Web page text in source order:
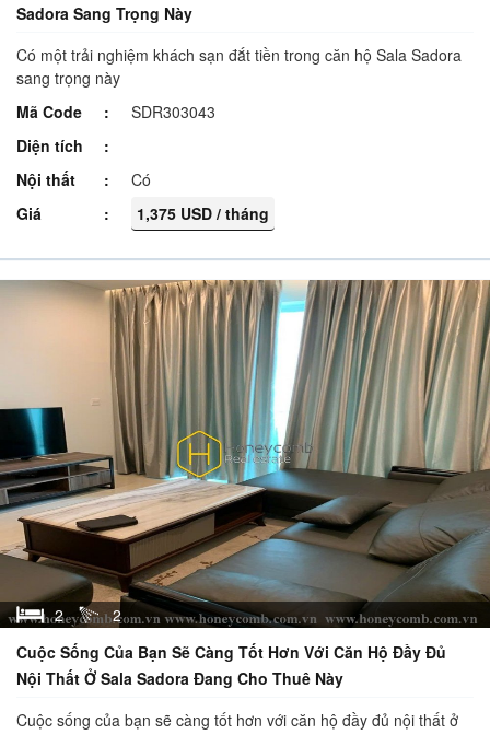
Sadora Sang Trọng Này
Có một trải nghiệm khách sạn đắt tiền trong căn hộ Sala Sadora
sang trọng này
Mã Code
SDR303043
Diện tích
Nội thất
Có
Giá
1,375 USD / tháng
2
2
Cuộc Sống Của Bạn Sẽ Càng Tốt Hơn Với Căn Hộ Đầy Đủ
Nội Thất Ở Sala Sadora Đang Cho Thuê Này
Cuộc sống của bạn sẽ càng tốt hơn với căn hộ đầy đủ nội thất ở